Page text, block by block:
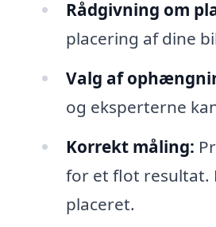
Rådgivning om
placering af dine
Valg af
og eksperterne
Korrekt måling:
for et flot resultat.
placeret.